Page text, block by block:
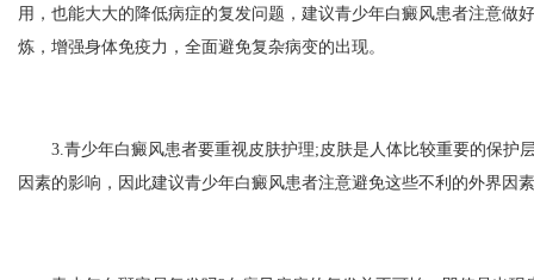
用，也能大大的降低病症的复发问题，建议青少年白癜风患者注意做
炼，增强身体免疫力，全面避免复杂病变的出现。
3.青少年白癜风患者要重视皮肤护理;皮肤是人体比较重要的保护
因素的影响，因此建议青少年白癜风患者注意避免这些不利的外界因